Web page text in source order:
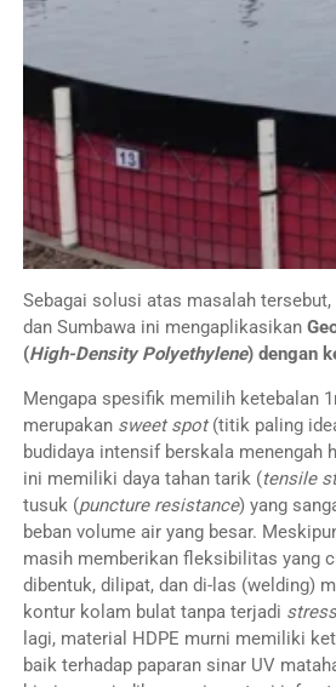
Sebagai solusi atas masalah tersebut,
dan Sumbawa ini mengaplikasikan
(High-Density Polyethylene) dengan
Mengapa spesifik memilih ketebalan
merupakan sweet spot(titik paling
budidaya intensif berskala menengah
ini memiliki daya tahan tarik (tensile
tusuk (puncture resistance) yang
beban volume air yang besar.
masih memberikan fleksibilitas yang
dibentuk, dilipat, dan di-las (welding)
kontur kolam bulat tanpa terjadi
lagi, material HDPE murni memiliki
baik terhadap paparan sinar UV